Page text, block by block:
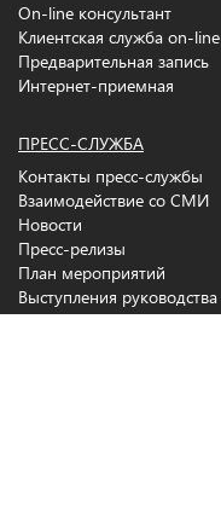
On-line консультант
Клиентская служба on-line
Предварительная запись
Интернет-приемная
ПРЕСС-СЛУЖБА
Контакты пресс-службы
Взаимодействие со СМИ
Новости
Пресс-релизы
План мероприятий
Выступления руководства
Фотогалерея